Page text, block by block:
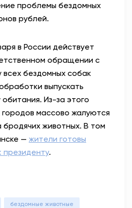
проблемы бездомных
рублей.
в России действует
обращении с
бездомных собак
выпускать
Из-за этого
массово жалуются
бродячих животных. В том
— жители готовы
.
бездомные животные